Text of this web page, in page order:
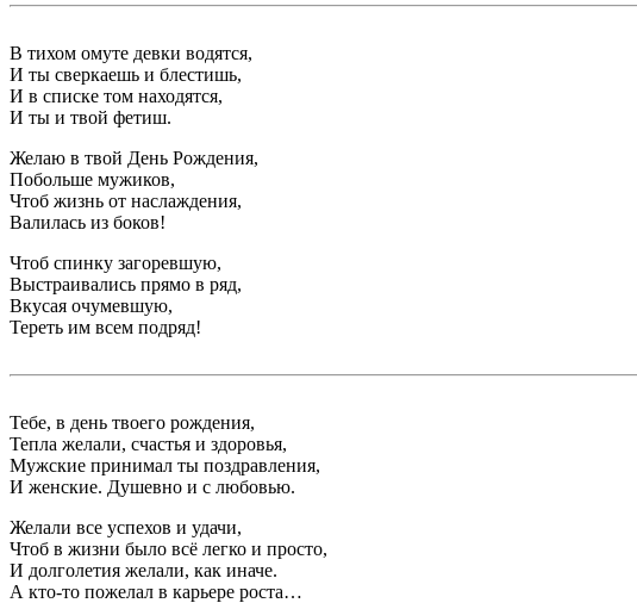
В тихом омуте девки водятся,
И ты сверкаешь и блестишь,
И в списке том находятся,
И ты и твой фетиш.
Желаю в твой День Рождения,
Побольше мужиков,
Чтоб жизнь от наслаждения,
Валилась из боков!
Чтоб спинку загоревшую,
Выстраивались прямо в ряд,
Вкусая очумевшую,
Тереть им всем подряд!
Тебе, в день твоего рождения,
Тепла желали, счастья и здоровья,
Мужские принимал ты поздравления,
И женские. Душевно и с любовью.
Желали все успехов и удачи,
Чтоб в жизни было всё легко и просто,
И долголетия желали, как иначе.
А кто-то пожелал в карьере роста…